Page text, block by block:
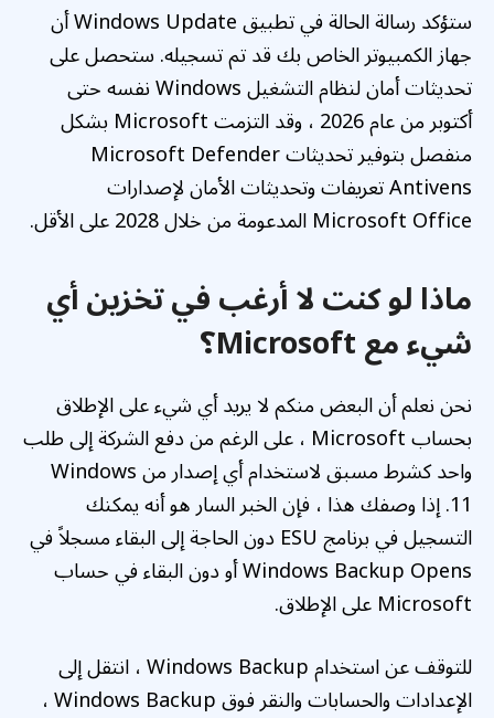
ستؤكد رسالة الحالة في تطبيق Windows Update أن
جهاز الكمبيوتر الخاص بك قد تم تسجيله. ستحصل على
تحديثات أمان لنظام التشغيل Windows نفسه حتى
أكتوبر من عام 2026 ، وقد التزمت Microsoft بشكل
منفصل بتوفير تحديثات Microsoft Defender
Antivens تعريفات وتحديثات الأمان لإصدارات
Microsoft Office المدعومة من خلال 2028 على الأقل.
ماذا لو كنت لا أرغب في تخزين أي
شيء مع Microsoft؟
نحن نعلم أن البعض منكم لا يريد أي شيء على الإطلاق
بحساب Microsoft ، على الرغم من دفع الشركة إلى طلب
واحد كشرط مسبق لاستخدام أي إصدار من Windows
11. إذا وصفك هذا ، فإن الخبر السار هو أنه يمكنك
التسجيل في برنامج ESU دون الحاجة إلى البقاء مسجلاً في
Windows Backup Opens أو دون البقاء في حساب
Microsoft على الإطلاق.
للتوقف عن استخدام Windows Backup ، انتقل إلى
الإعدادات والحسابات والنقر فوق Windows Backup ،